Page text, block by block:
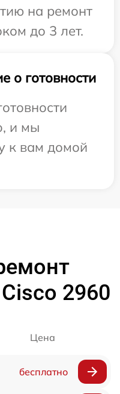
на ремонт
до 3 лет.
о готовности
и мы
к вам домой
2960
Цена
бесплатно